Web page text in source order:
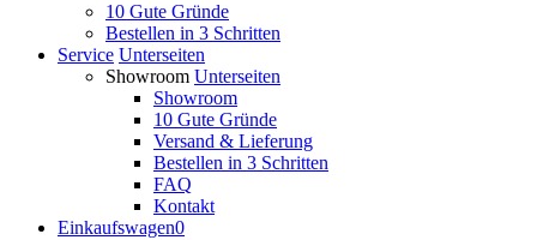
10 Gute Gründe
Bestellen in 3 Schritten
Service Unterseiten
Showroom Unterseiten
Showroom
10 Gute Gründe
Versand & Lieferung
Bestellen in 3 Schritten
FAQ
Kontakt
Einkaufswagen0